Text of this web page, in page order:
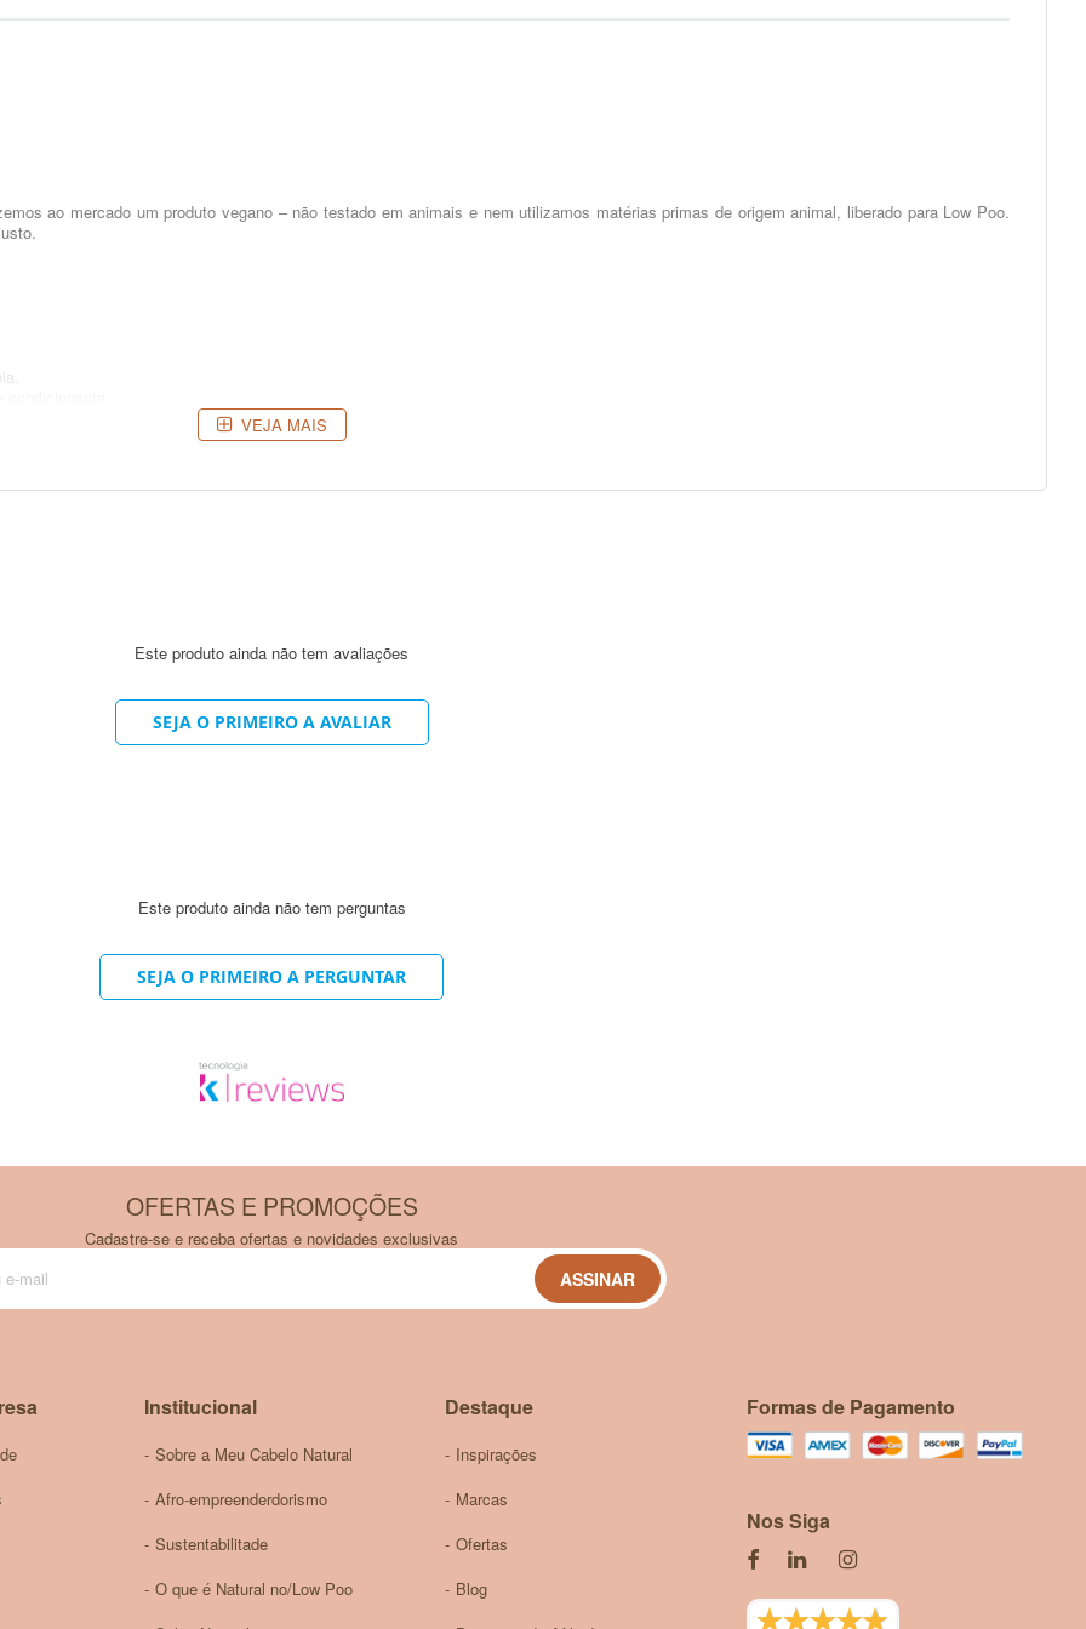
ao mercado um produto vegano – não testado em animais e nem utilizamos matérias primas de origem animal, liberado para Low Poo.
pastéis e suavizar a cor.
limpos, livre de shampoo e cremes condicionantes, aplicar a Máscara Pigmentante Kamaleão Color mecha a mecha deixando agir de
retirada do excesso de produto.
separe e isole uma mecha do cabelo. Siga todo o procedimento de aplicação da Máscara Pigmentante Kamaleão Color e deixe agir de
retirada do produto.
VEJA MAIS
Este produto ainda não tem avaliações
SEJA O PRIMEIRO A AVALIAR
Este produto ainda não tem perguntas
SEJA O PRIMEIRO A PERGUNTAR
OFERTAS E PROMOÇÕES
Cadastre-se e receba ofertas e novidades exclusivas
ASSINAR
Institucional
Sobre a Meu Cabelo Natural
Afro-empreenderdorismo
Sustentabilitade
O que é Natural no/Low Poo
Destaque
Inspirações
Marcas
Ofertas
Blog
Formas de Pagamento
Nos Siga